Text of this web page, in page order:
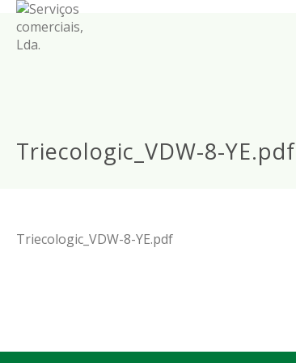
Triecologic_VDW-8-YE.pdf
Triecologic_VDW-8-YE.pdf